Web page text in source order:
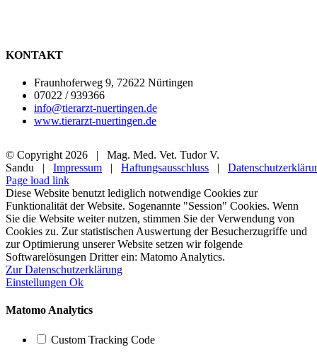
KONTAKT
Fraunhoferweg 9, 72622 Nürtingen
07022 / 939366
info@tierarzt-nuertingen.de
www.tierarzt-nuertingen.de
© Copyright 2026 | Mag. Med. Vet. Tudor V.
Sandu | Impressum | Haftungsausschluss |
Page load link
Diese Website benutzt lediglich notwendige Cookies zur
Funktionalität der Website. Sogenannte "Session" Cookies. Wenn
Sie die Website weiter nutzen, stimmen Sie der Verwendung von
Cookies zu. Zur statistischen Auswertung der Besucherzugriffe und
zur Optimierung unserer Website setzen wir folgende
Softwarelösungen Dritter ein: Matomo Analytics.
Zur Datenschutzerklärung
Einstellungen Ok
Matomo Analytics
Custom Tracking Code